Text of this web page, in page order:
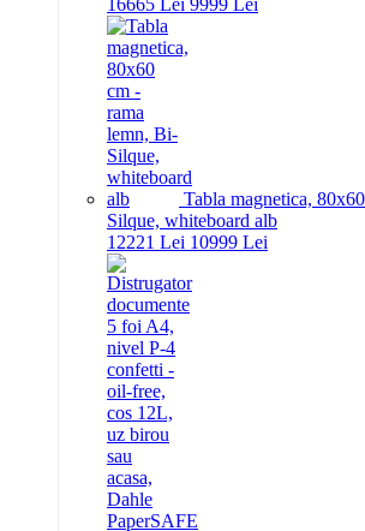
16665 Lei 9999 Lei
Tabla magnetica,
Silque, whiteboard alb
12221 Lei 10999 Lei